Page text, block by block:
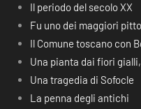
Il periodo del secolo XX
Fu uno dei maggiori
Il Comune toscano con
Una pianta dai fiori
Una tragedia di Sofocle
La penna degli antichi